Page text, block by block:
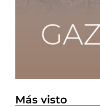
Más visto